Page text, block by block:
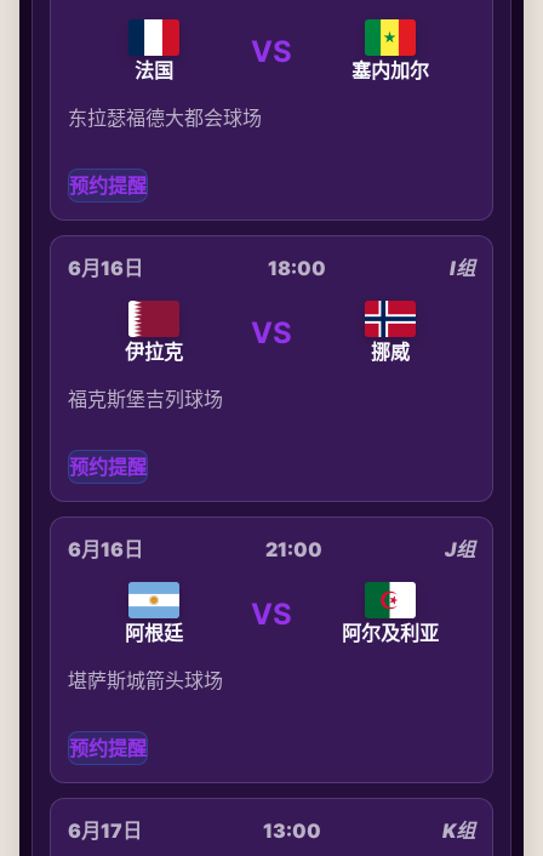
法国
VS
塞内加尔
东拉瑟福德大都会球场
预约提醒
6月16日 18:00 I组
伊拉克
VS
挪威
福克斯堡吉列球场
预约提醒
6月16日 21:00 J组
阿根廷
VS
阿尔及利亚
堪萨斯城箭头球场
预约提醒
6月17日 13:00 K组